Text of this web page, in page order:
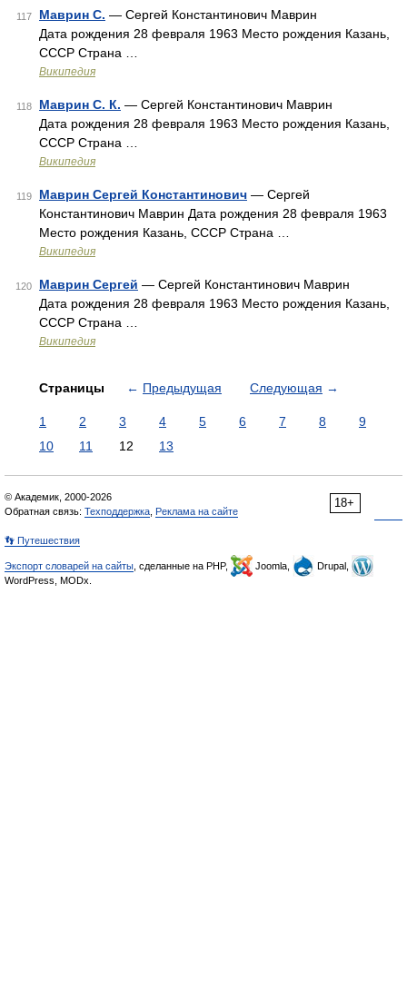
117 Маврин С. — Сергей Константинович Маврин
Дата рождения 28 февраля 1963 Место рождения Казань,
СССР Страна …
Википедия
118 Маврин С. К. — Сергей Константинович Маврин
Дата рождения 28 февраля 1963 Место рождения Казань,
СССР Страна …
Википедия
119 Маврин Сергей Константинович — Сергей
Константинович Маврин Дата рождения 28 февраля 1963
Место рождения Казань, СССР Страна …
Википедия
120 Маврин Сергей — Сергей Константинович Маврин
Дата рождения 28 февраля 1963 Место рождения Казань,
СССР Страна …
Википедия
Страницы ← Предыдущая Следующая →
1 2 3 4 5 6 7 8
9
10
11 12 13
18+
© Академик, 2000-2026
Обратная связь: Техподдержка Реклама на сайте
👣 Путешествия
Экспорт словарей на сайты , сделанные на PHP, Joomla,
Drupal,
WordPress, MODx.